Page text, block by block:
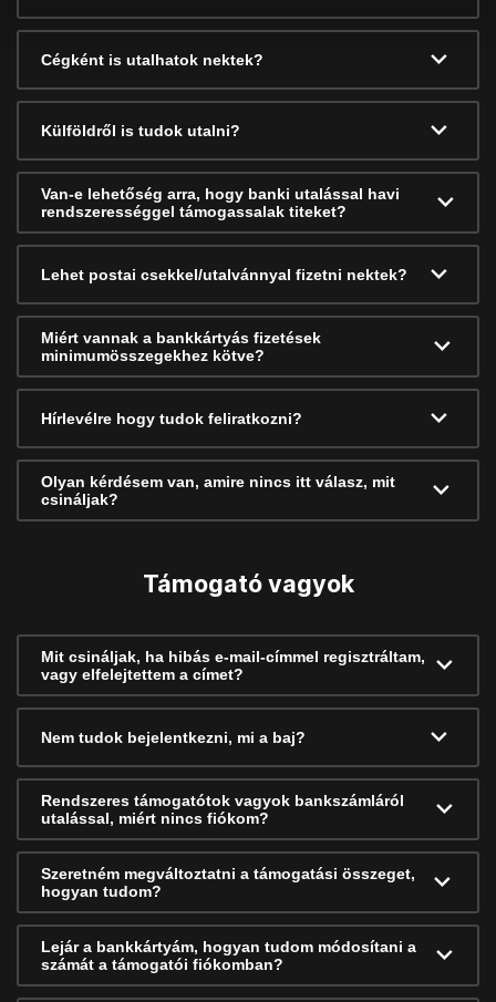
Cégként is utalhatok nektek?
Külföldről is tudok utalni?
Van-e lehetőség arra, hogy banki utalással havi
rendszerességgel támogassalak titeket?
Lehet postai csekkel/utalvánnyal fizetni nektek?
Miért vannak a bankkártyás fizetések
minimumösszegekhez kötve?
Hírlevélre hogy tudok feliratkozni?
Olyan kérdésem van, amire nincs itt válasz, mit
csináljak?
Támogató vagyok
Mit csináljak, ha hibás e-mail-címmel regisztráltam,
vagy elfelejtettem a címet?
Nem tudok bejelentkezni, mi a baj?
Rendszeres támogatótok vagyok bankszámláról
utalással, miért nincs fiókom?
Szeretném megváltoztatni a támogatási összeget,
hogyan tudom?
Lejár a bankkártyám, hogyan tudom módosítani a
számát a támogatói fiókomban?